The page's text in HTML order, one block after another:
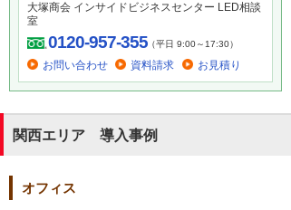
大塚商会 インサイドビジネスセンター LED相談
室
0120-957-355（平日 9:00～17:30）
お問い合わせ 資料請求 お見積り
関西エリア 導入事例
オフィス